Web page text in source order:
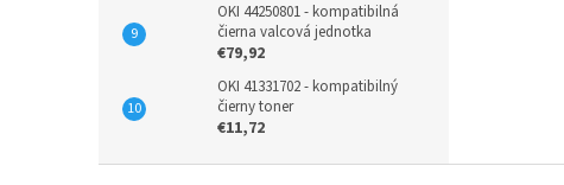
OKI 44250801 - kompatibilná
čierna valcová jednotka
€79,92
OKI 41331702 - kompatibilný
čierny toner
€11,72